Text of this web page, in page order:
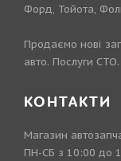
Форд, Тойота,
Продаємо нові
авто. Послуги
КОНТАКТИ
Магазин
ПН-СБ з 10:00 до